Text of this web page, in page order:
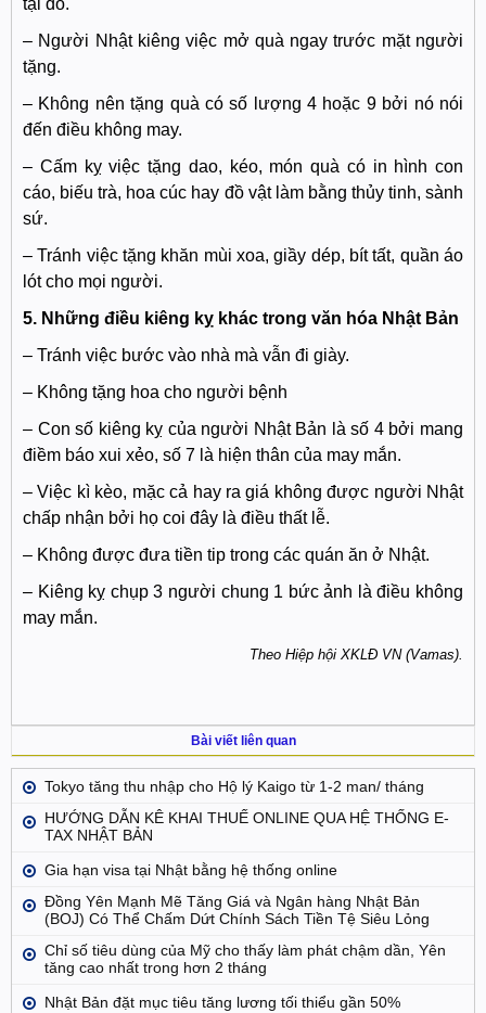
tại đó.
– Người Nhật kiêng việc mở quà ngay trước mặt người
tặng.
– Không nên tặng quà có số lượng 4 hoặc 9 bởi nó nói
đến điều không may.
– Cấm kỵ việc tặng dao, kéo, món quà có in hình con
cáo, biếu trà, hoa cúc hay đồ vật làm bằng thủy tinh, sành
sứ.
– Tránh việc tặng khăn mùi xoa, giầy dép, bít tất, quần áo
lót cho mọi người.
5. Những điều kiêng kỵ khác trong văn hóa Nhật Bản
– Tránh việc bước vào nhà mà vẫn đi giày.
– Không tặng hoa cho người bệnh
– Con số kiêng kỵ của người Nhật Bản là số 4 bởi mang
điềm báo xui xẻo, số 7 là hiện thân của may mắn.
– Việc kì kèo, mặc cả hay ra giá không được người Nhật
chấp nhận bởi họ coi đây là điều thất lễ.
– Không được đưa tiền tip trong các quán ăn ở Nhật.
– Kiêng kỵ chụp 3 người chung 1 bức ảnh là điều không
may mắn.
Theo Hiệp hội XKLĐ VN (Vamas).
Bài viết liên quan
Tokyo tăng thu nhập cho Hộ lý Kaigo từ 1-2 man/ tháng
HƯỚNG DẪN KÊ KHAI THUẾ ONLINE QUA HỆ THỐNG E-
TAX NHẬT BẢN
Gia hạn visa tại Nhật bằng hệ thống online
Đồng Yên Mạnh Mẽ Tăng Giá và Ngân hàng Nhật Bản
(BOJ) Có Thể Chấm Dứt Chính Sách Tiền Tệ Siêu Lỏng
Chỉ số tiêu dùng của Mỹ cho thấy làm phát chậm dần, Yên
tăng cao nhất trong hơn 2 tháng
Nhật Bản đặt mục tiêu tăng lương tối thiểu gần 50%